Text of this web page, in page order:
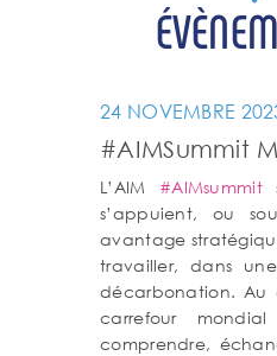
24 NOVEMBRE
#AIMSummit
L’AIM #AIMsummit
s’appuient, ou
avantage
travailler, dans
décarbonation. Au
carrefour
comprendre,